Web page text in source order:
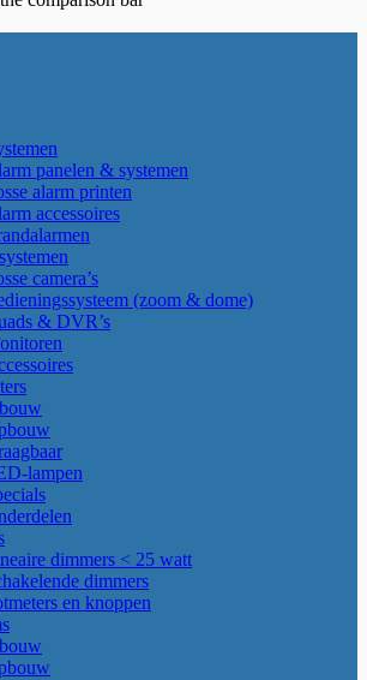
panelen & systemen
alarm printen
accessoires
camera’s
(zoom & dome)
& DVR’s
lampen
dimmers < 25 watt
dimmers
en knoppen